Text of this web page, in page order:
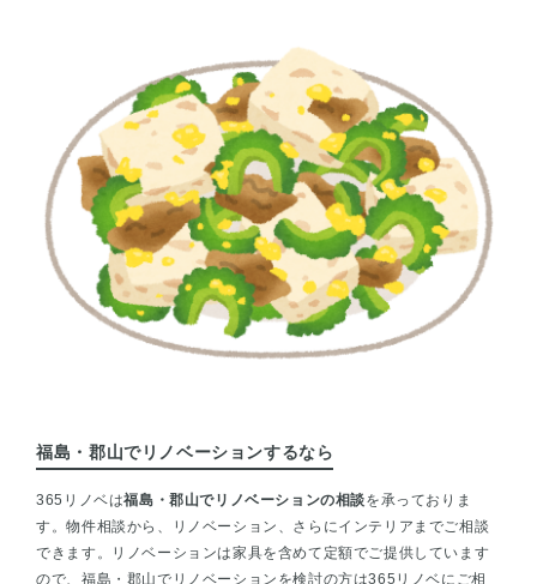
福島・郡山でリノベーションするなら
365リノベは福島・郡山でリノベーションの相談を承っておりま
す。物件相談から、リノベーション、さらにインテリアまでご相談
できます。リノベーションは家具を含めて定額でご提供しています
ので、福島・郡山でリノベーションを検討の方は365リノベにご相